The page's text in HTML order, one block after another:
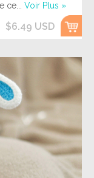
ce... Voir Plus »
$6.49 USD